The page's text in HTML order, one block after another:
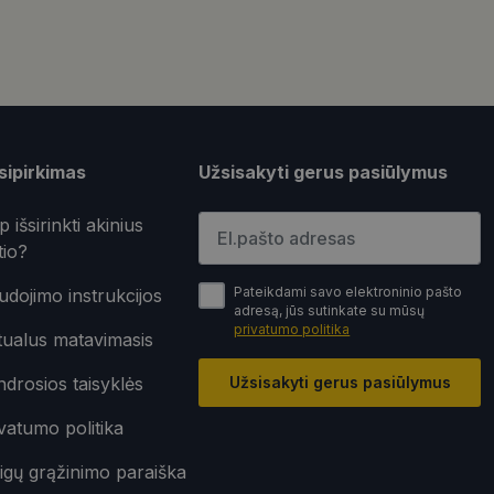
išsirinkti akinius
instrukcijos
matavimasis
taisyklės
politika
grąžinimo paraiška
Užsisakyti gerus pasiūlymus
Pateikdami savo elektroninio pašto
adresą, jūs sutinkate su mūsų
privatumo politika
Užsisakyti gerus pasiūlymus
slapukų
slapukų
platforma,